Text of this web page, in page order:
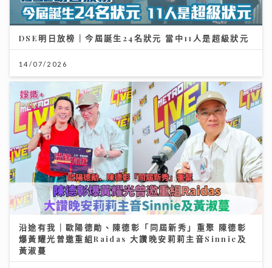
DSE明日放榜｜今屆誕生24名狀元 當中11人是超級狀元
14/07/2026
沿途有我｜歐陽德勛、陳德彰「同屆新秀」重聚 陳德彰
爆黃耀光曾邀重組Raidas 大讚晚安莉莉主音Sinnie及
黃淑蔓